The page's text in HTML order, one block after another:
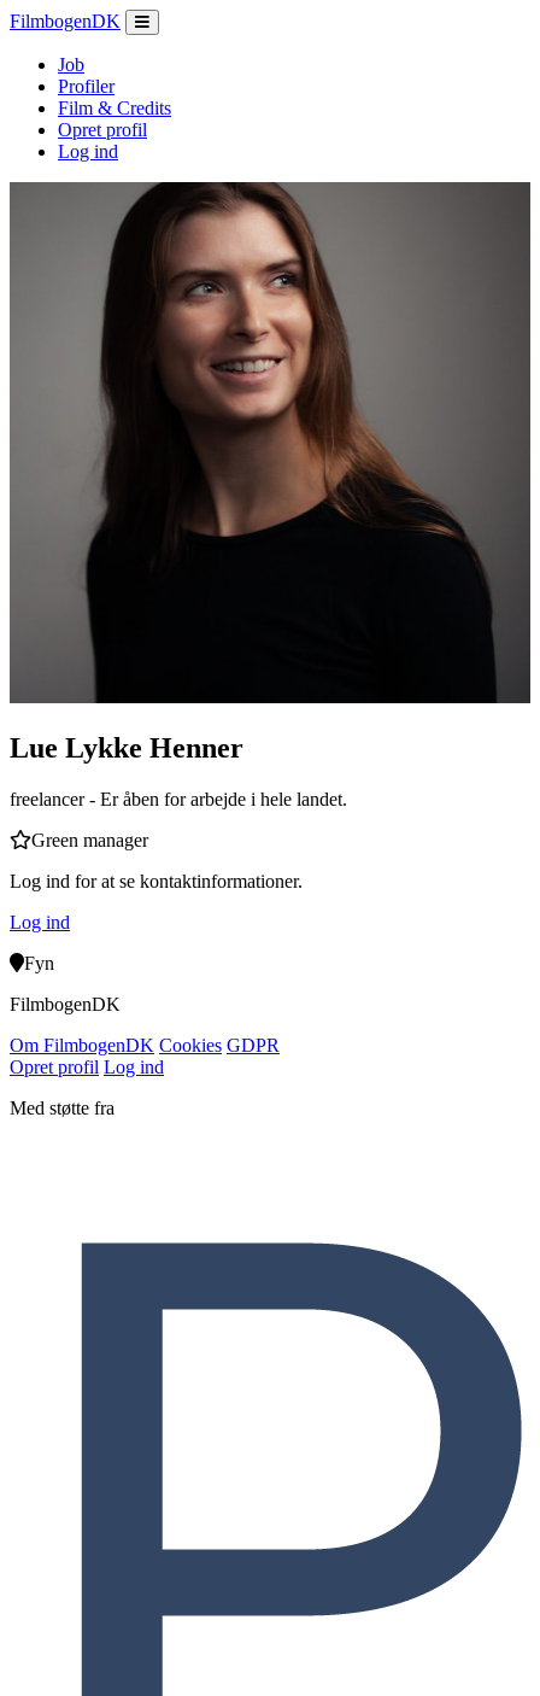
FilmbogenDK
Job
Profiler
Film & Credits
Opret profil
Log ind
Lue Lykke Henner
freelancer- Er åben for arbejde i hele landet.
Green manager
Log ind for at se kontaktinformationer.
Log ind
Fyn
FilmbogenDK
Om FilmbogenDK Cookies GDPR
Opret profil Log ind
Med støtte fra